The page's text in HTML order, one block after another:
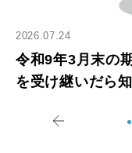
2026.07.24
令和9年3月末の
を受け継いだら